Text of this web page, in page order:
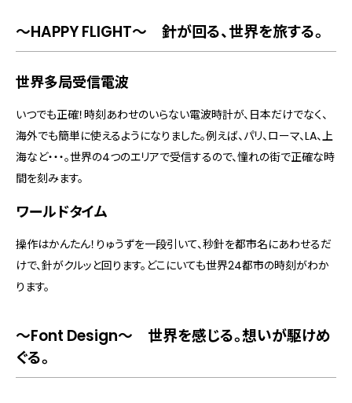
～HAPPY FLIGHT～ 針が回る、世界を旅する。
世界多局受信電波
いつでも正確！時刻あわせのいらない電波時計が、日本だけでなく、
海外でも簡単に使えるようになりました。例えば、パリ、ローマ、LA、上
海など・・・。世界の4つのエリアで受信するので、憧れの街で正確な時
間を刻みます。
ワールドタイム
操作はかんたん！りゅうずを一段引いて、秒針を都市名にあわせるだ
けで、針がクルッと回ります。どこにいても世界24都市の時刻がわか
ります。
～Font Design～ 世界を感じる。想いが駆けめ
ぐる。